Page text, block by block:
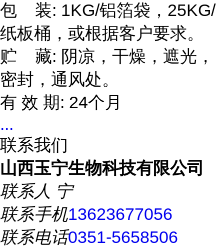
包 装: 1KG/铝箔袋，25KG/
纸板桶，或根据客户要求。
贮 藏: 阴凉，干燥，遮光，
密封，通风处。
有 效 期: 24个月
...
联系我们
山西玉宁生物科技有限公司
联系人 宁
联系手机13623677056
联系电话0351-5658506